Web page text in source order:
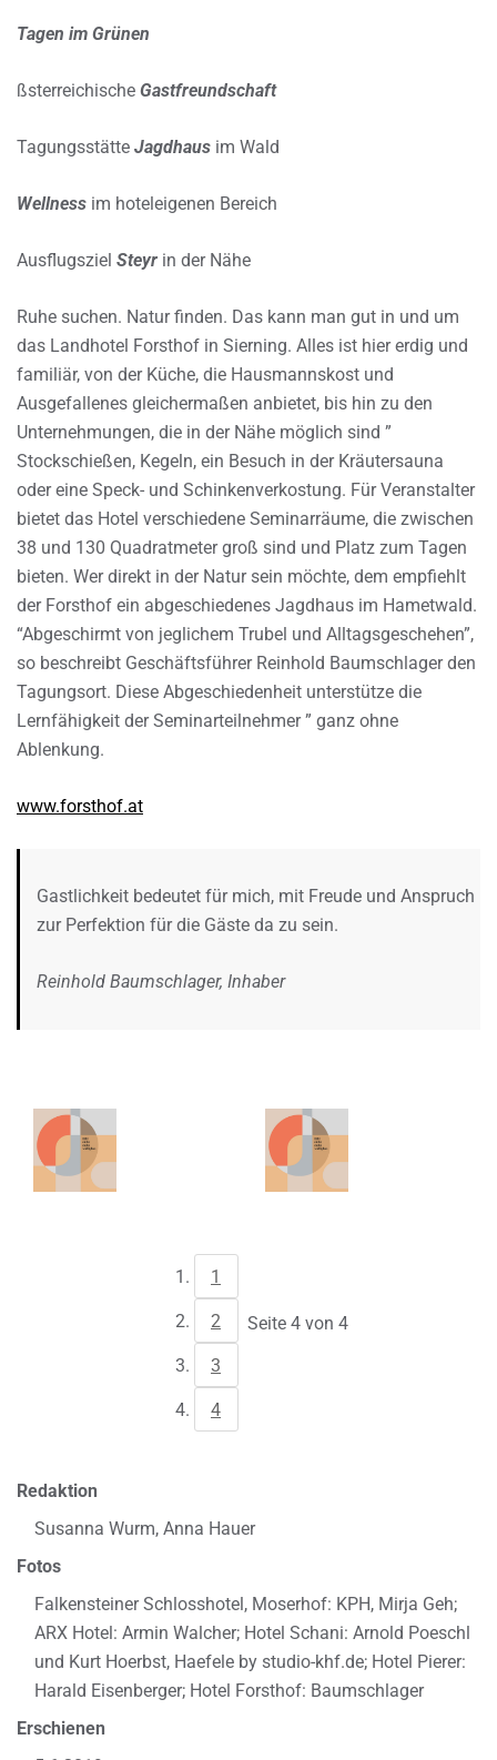
Tagen im Grünen
ßsterreichische Gastfreundschaft
Tagungsstätte Jagdhaus im Wald
Wellness im hoteleigenen Bereich
Ausflugsziel Steyr in der Nähe
Ruhe suchen. Natur finden. Das kann man gut in und um
das Landhotel Forsthof in Sierning. Alles ist hier erdig und
familiär, von der Küche, die Hausmannskost und
Ausgefallenes gleichermaßen anbietet, bis hin zu den
Unternehmungen, die in der Nähe möglich sind ”
Stockschießen, Kegeln, ein Besuch in der Kräutersauna
oder eine Speck- und Schinkenverkostung. Für Veranstalter
bietet das Hotel verschiedene Seminarräume, die zwischen
38 und 130 Quadratmeter groß sind und Platz zum Tagen
bieten. Wer direkt in der Natur sein möchte, dem empfiehlt
der Forsthof ein abgeschiedenes Jagdhaus im Hametwald.
“Abgeschirmt von jeglichem Trubel und Alltagsgeschehen”,
so beschreibt Geschäftsführer Reinhold Baumschlager den
Tagungsort. Diese Abgeschiedenheit unterstütze die
Lernfähigkeit der Seminarteilnehmer ” ganz ohne
Ablenkung.
www.forsthof.at
Gastlichkeit bedeutet für mich, mit Freude und Anspruch
zur Perfektion für die Gäste da zu sein.
Reinhold Baumschlager, Inhaber
1
2
3
4
Seite 4 von 4
Redaktion
Susanna Wurm, Anna Hauer
Fotos
Falkensteiner Schlosshotel, Moserhof: KPH, Mirja Geh;
ARX Hotel: Armin Walcher; Hotel Schani: Arnold Poeschl
und Kurt Hoerbst, Haefele by studio-khf.de; Hotel Pierer:
Harald Eisenberger; Hotel Forsthof: Baumschlager
Erschienen